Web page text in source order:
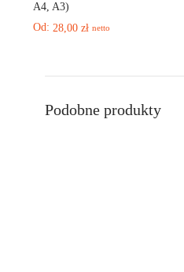
A4, A3)
Od: 28,00 zł netto
Podobne produkty